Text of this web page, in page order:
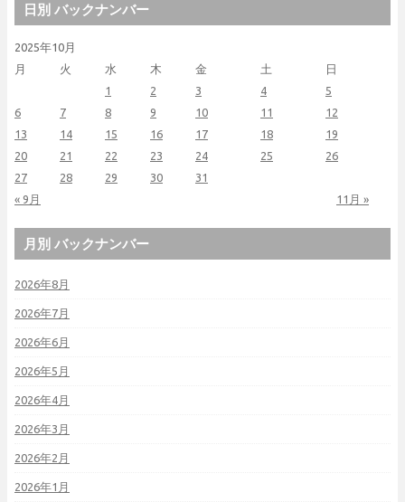
日別 バックナンバー
2025年10月
月
火 水 木 金 土 日
« 9月 11月 »
1 2 3 4
5
6
7 8 9 10 11
12
13
14 15 16 17 18
19
20
21 22 23 24 25
26
27
28 29 30 31
月別 バックナンバー
2026年8月
2026年7月
2026年6月
2026年5月
2026年4月
2026年3月
2026年2月
2026年1月